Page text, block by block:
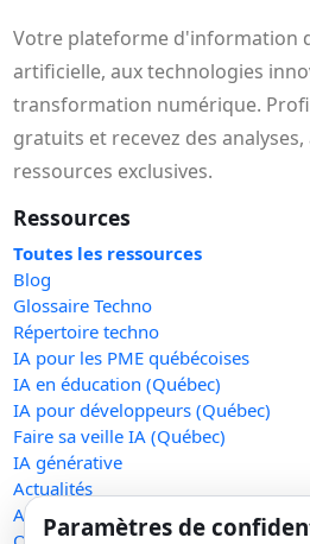
Votre plateforme d'information
artificielle, aux technologies
transformation numérique.
gratuits et recevez des
ressources exclusives.
Ressources
Toutes les ressources
Blog
Glossaire Techno
Répertoire techno
IA pour les PME québécoises
IA en éducation (Québec)
IA pour développeurs (Québec)
Faire sa veille IA (Québec)
IA générative
Actualités
Acronymes éducation
Paramètres de